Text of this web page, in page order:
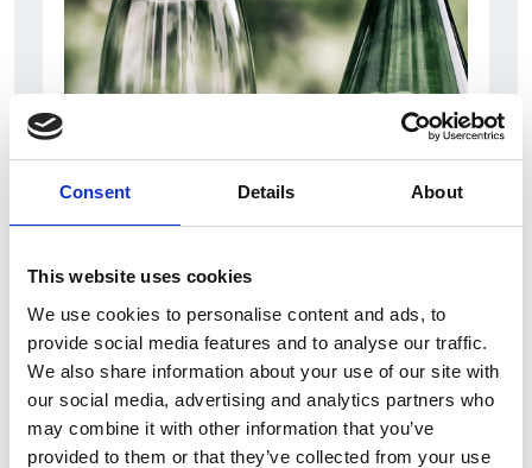
Consent Details About
This website uses cookies
We use cookies to personalise content and ads, to
provide social media features and to analyse our traffic.
We also share information about your use of our site with
our social media, advertising and analytics partners who
may combine it with other information that you’ve
provided to them or that they’ve collected from your use
Italia
Repubblica Ceca